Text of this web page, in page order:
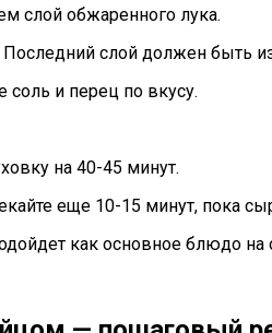
слой обжаренного лука.
Последний слой должен быть
соль и перец по вкусу.
на 40-45 минут.
еще 10-15 минут, пока
как основное блюдо